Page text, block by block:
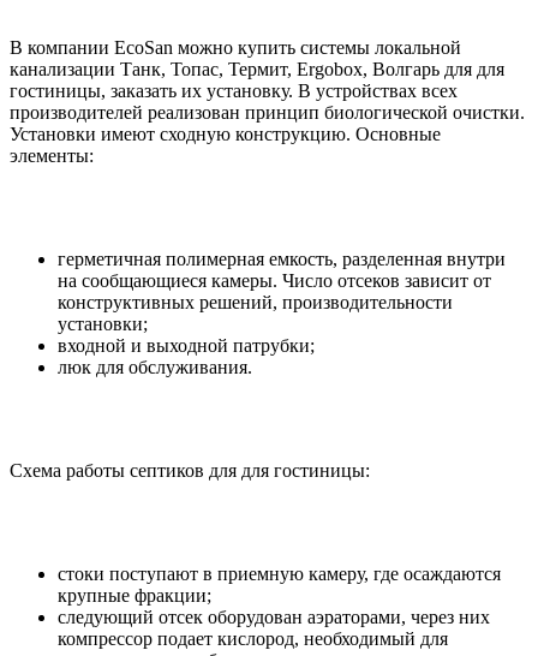
В компании EcoSan можно купить системы локальной
канализации Танк, Топас, Термит, Ergobox, Волгарь для для
гостиницы, заказать их установку. В устройствах всех
производителей реализован принцип биологической очистки.
Установки имеют сходную конструкцию. Основные
элементы:
герметичная полимерная емкость, разделенная внутри
на сообщающиеся камеры. Число отсеков зависит от
конструктивных решений, производительности
установки;
входной и выходной патрубки;
люк для обслуживания.
Схема работы септиков для для гостиницы:
стоки поступают в приемную камеру, где осаждаются
крупные фракции;
следующий отсек оборудован аэраторами, через них
компрессор подает кислород, необходимый для